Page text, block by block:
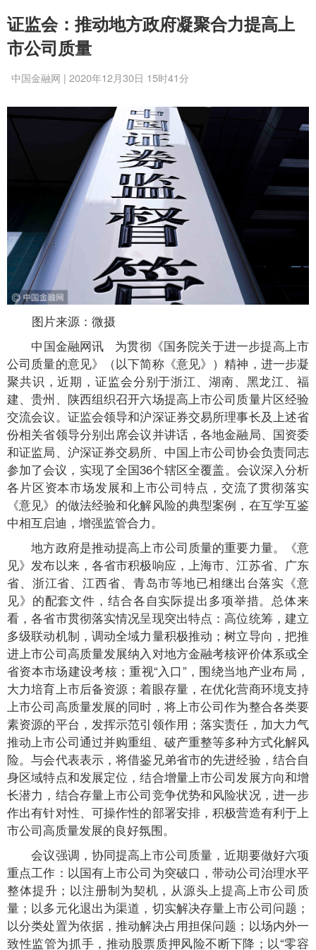
证监会：推动地方政府凝聚合力提高上
市公司质量
中国金融网 | 2020年12月30日 15时41分
图片来源：微摄
中国金融网讯 为贯彻《国务院关于进一步提高上市
公司质量的意见》（以下简称《意见》）精神，进一步凝
聚共识，近期，证监会分别于浙江、湖南、黑龙江、福
建、贵州、陕西组织召开六场提高上市公司质量片区经验
交流会议。证监会领导和沪深证券交易所理事长及上述省
份相关省领导分别出席会议并讲话，各地金融局、国资委
和证监局、沪深证券交易所、中国上市公司协会负责同志
参加了会议，实现了全国36个辖区全覆盖。会议深入分析
各片区资本市场发展和上市公司特点，交流了贯彻落实
《意见》的做法经验和化解风险的典型案例，在互学互鉴
中相互启迪，增强监管合力。
地方政府是推动提高上市公司质量的重要力量。《意
见》发布以来，各省市积极响应，上海市、江苏省、广东
省、浙江省、江西省、青岛市等地已相继出台落实《意
见》的配套文件，结合各自实际提出多项举措。总体来
看，各省市贯彻落实情况呈现突出特点：高位统筹，建立
多级联动机制，调动全域力量积极推动；树立导向，把推
进上市公司高质量发展纳入对地方金融考核评价体系或全
省资本市场建设考核；重视“入口”，围绕当地产业布局，
大力培育上市后备资源；着眼存量，在优化营商环境支持
上市公司高质量发展的同时，将上市公司作为整合各类要
素资源的平台，发挥示范引领作用；落实责任，加大力气
推动上市公司通过并购重组、破产重整等多种方式化解风
险。与会代表表示，将借鉴兄弟省市的先进经验，结合自
身区域特点和发展定位，结合增量上市公司发展方向和增
长潜力，结合存量上市公司竞争优势和风险状况，进一步
作出有针对性、可操作性的部署安排，积极营造有利于上
市公司高质量发展的良好氛围。
会议强调，协同提高上市公司质量，近期要做好六项
重点工作：以国有上市公司为突破口，带动公司治理水平
整体提升；以注册制为契机，从源头上提高上市公司质
量；以多元化退出为渠道，切实解决存量上市公司问题；
以分类处置为依据，推动解决占用担保问题；以场内外一
致性监管为抓手，推动股票质押风险不断下降；以“零容